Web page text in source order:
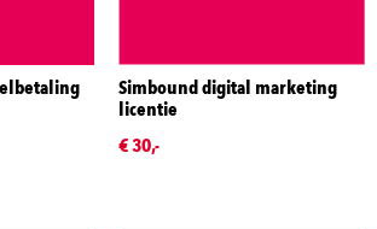
Simbound digital marketing
licentie
€ 30,-